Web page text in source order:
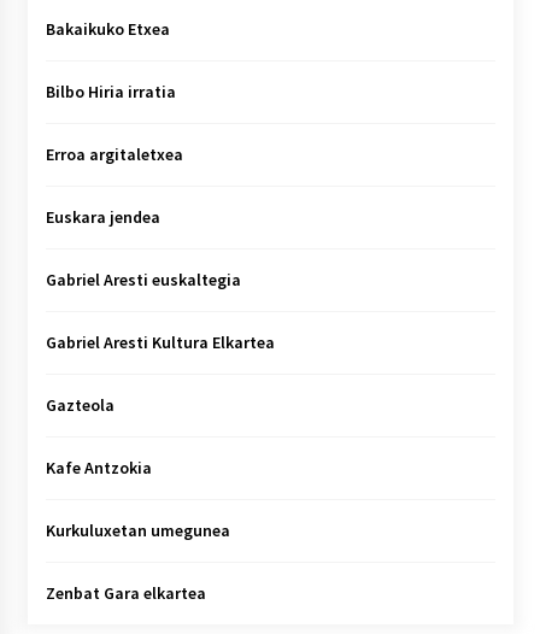
Bakaikuko Etxea
Bilbo Hiria irratia
Erroa argitaletxea
Euskara jendea
Gabriel Aresti euskaltegia
Gabriel Aresti Kultura Elkartea
Gazteola
Kafe Antzokia
Kurkuluxetan umegunea
Zenbat Gara elkartea